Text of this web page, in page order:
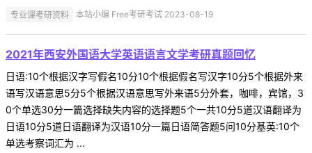
专业课考研资料 本站小编 Free考研考试 2023-08-19
2021年西安外国语大学英语语言文学考研真题回忆
日语:10个根据汉字写假名10分10个根据假名写汉字10分5个根据外来
语写汉语意思5分5个根据汉语意思写外来语5分外套，咖啡，宾馆，3
0个单选30分一篇选择缺失内容的选择题5个一共10分5道汉语翻译为
日语10分5道日语翻译为汉语10分一篇日语简答题5问10分基英:10个
单选考察词汇为 ...